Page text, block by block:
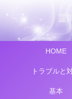
霊
HOME
トラブルと
基本